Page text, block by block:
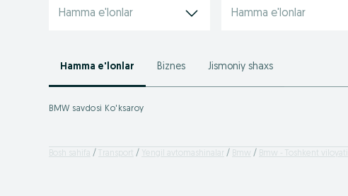
Hamma e'lonlar Hamma e'lonlar
Hamma e'lonlar Biznes Jismoniy shaxs
BMW savdosi Ko'ksaroy
Bosh sahifa Transport Yengil avtomashinalar Bmw Bmw - Toshkent viloyati